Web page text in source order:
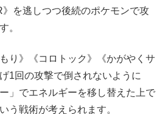
を逃しつつ後続のポケモンで攻
。
り》《コロトック》《かがやくサ
1回の攻撃で倒されないように
」でエネルギーを移し替えた上で
う戦術が考えられます。